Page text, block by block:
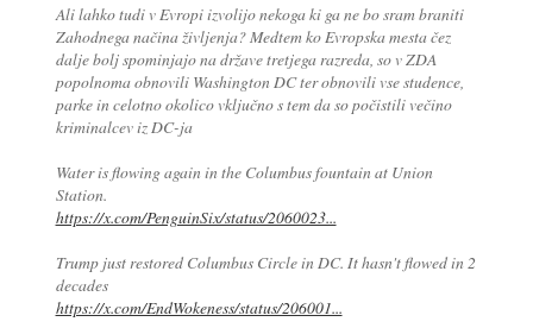
Ali lahko tudi v Evropi izvolijo nekoga ki ga ne bo sram braniti
Zahodnega načina življenja? Medtem ko Evropska mesta čez
dalje bolj spominjajo na države tretjega razreda, so v ZDA
popolnoma obnovili Washington DC ter obnovili vse studence,
parke in celotno okolico vključno s tem da so počistili večino
kriminalcev iz DC-ja
Water is flowing again in the Columbus fountain at Union
Station.
https://x.com/PenguinSix/status/2060023...
Trump just restored Columbus Circle in DC. It hasn't flowed in 2
decades
https://x.com/EndWokeness/status/206001...